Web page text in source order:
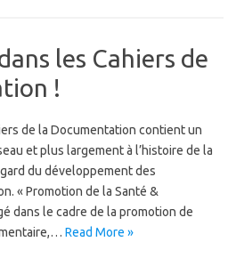
les Cahiers de
!
de la Documentation contient un
et plus largement à l’histoire de la
du développement des
« Promotion de la Santé &
dans le cadre de la promotion de
Read More »